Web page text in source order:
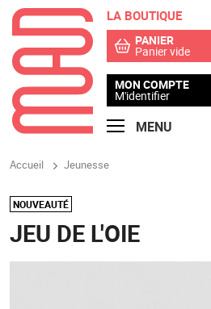
Aller au menu
Aller au contenu
LA BOUTIQUE
PANIER
Panier vide
MON COMPTE
M'identifier
MENU
Accueil Jeunesse
NOUVEAUTÉ
JEU DE L'OIE